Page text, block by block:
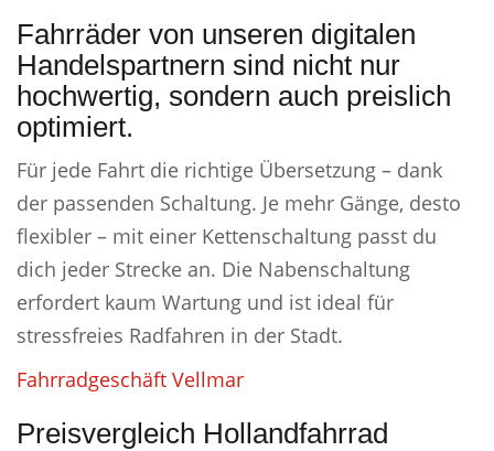
Fahrräder von unseren digitalen
Handelspartnern sind nicht nur
hochwertig, sondern auch preislich
optimiert.
Für jede Fahrt die richtige Übersetzung – dank
der passenden Schaltung. Je mehr Gänge, desto
flexibler – mit einer Kettenschaltung passt du
dich jeder Strecke an. Die Nabenschaltung
erfordert kaum Wartung und ist ideal für
stressfreies Radfahren in der Stadt.
Fahrradgeschäft Vellmar
Preisvergleich Hollandfahrrad